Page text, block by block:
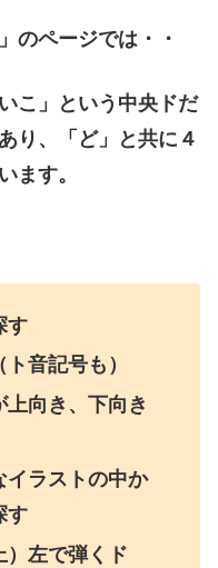
のページでは・・
こ」という中央ドだ
り、「ど」と共に４
ます。
す
音記号も）
上向き、下向き
イラストの中か
す
）左で弾くド